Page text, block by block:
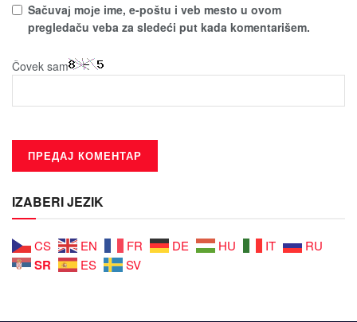
Sačuvaј moјe ime, e-poštu i veb mesto u ovom
pregledaču veba za sledeći put kada komentarišem.
Čovek sam
IZABERI JEZIK
CS EN FR DE HU IT RU
SR ES SV